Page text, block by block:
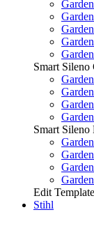
Smart Sileno
Smart Sileno
Edit Template
Stihl